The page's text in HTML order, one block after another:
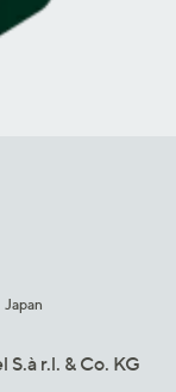
Japan
r.l. & Co. KG